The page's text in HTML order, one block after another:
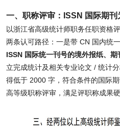
一、职称评审：ISSN 国际期
以浙江省高级统计师职务任职资格
两条认可路径：一是带 CN 国内统
ISSN 国际统一刊号的境外报纸、期
立完成统计及相关专业论文 / 统计
得低于 2000 字，符合条件的国际
高等级职称评审，满足评职称成果硬